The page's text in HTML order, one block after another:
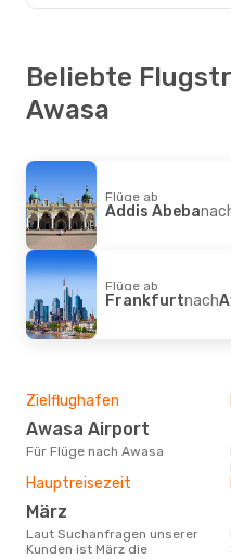
Beliebte
Awasa
Flüge ab
Addis Abeba
Flüge ab
Frankfurtnach
Zielflughafen
Awasa Airport
Für Flüge nach Awasa
Hauptreisezeit
März
Laut Suchanfragen unserer
Kunden ist März die